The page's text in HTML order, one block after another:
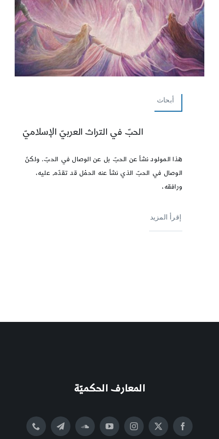
أبحاث
الحبّ في التراث العربيّ الإسلاميّ
هذا المولود نشأ عن الحبّ بل عن الوصال في الحبّ. ولكنّ
الوصال في الحبّ الذي نشأ عنه الحمْل قد تقدّم عليه،
ورافقه،
إقرأ المزيد
المعارف الحكميّة